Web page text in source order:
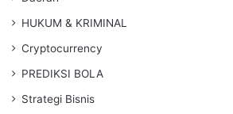
HUKUM & KRIMINAL
Cryptocurrency
PREDIKSI BOLA
Strategi Bisnis